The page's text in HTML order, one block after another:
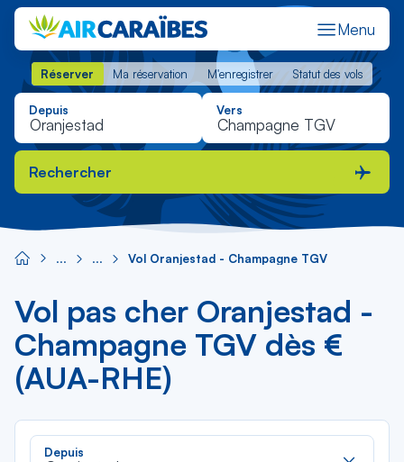
Menu
Réserver Ma réservation M'enregistrer Statut des vols
Réserver Ma réservation M'enregistrer Statut des vols
Depuis Vers
Rechercher
Vol Oranjestad - Champagne TGV
Vol pas cher Oranjestad -
Champagne TGV dès €
(AUA-RHE)
Depuis